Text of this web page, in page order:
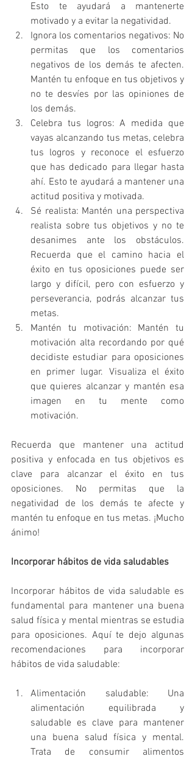
Esto te ayudará a mantenerte
motivado y a evitar la negatividad.
Ignora los comentarios negativos: No
permitas que los comentarios
negativos de los demás te afecten.
Mantén tu enfoque en tus objetivos y
no te desvíes por las opiniones de
los demás.
Celebra tus logros: A medida que
vayas alcanzando tus metas, celebra
tus logros y reconoce el esfuerzo
que has dedicado para llegar hasta
ahí. Esto te ayudará a mantener una
actitud positiva y motivada.
Sé realista: Mantén una perspectiva
realista sobre tus objetivos y no te
desanimes ante los obstáculos.
Recuerda que el camino hacia el
éxito en tus oposiciones puede ser
largo y difícil, pero con esfuerzo y
perseverancia, podrás alcanzar tus
metas.
Mantén tu motivación: Mantén tu
motivación alta recordando por qué
decidiste estudiar para oposiciones
en primer lugar. Visualiza el éxito
que quieres alcanzar y mantén esa
imagen en tu mente como
motivación.
Recuerda que mantener una actitud
positiva y enfocada en tus objetivos es
clave para alcanzar el éxito en tus
oposiciones. No permitas que la
negatividad de los demás te afecte y
mantén tu enfoque en tus metas. ¡Mucho
ánimo!
Incorporar hábitos de vida saludables
Incorporar hábitos de vida saludable es
fundamental para mantener una buena
salud física y mental mientras se estudia
para oposiciones. Aquí te dejo algunas
recomendaciones para incorporar
hábitos de vida saludable:
Alimentación saludable: Una
alimentación equilibrada y
saludable es clave para mantener
una buena salud física y mental.
Trata de consumir alimentos